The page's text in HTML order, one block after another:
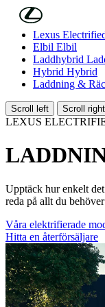
Hoppa till
Lexus
Elbil Elbil
Laddhybrid
Hybrid Hybrid
Laddning &
Scroll left Scroll right
LEXUS
Upptäck hur enkelt
reda på allt du
Våra elektrifierade
Hitta en återförsäljare